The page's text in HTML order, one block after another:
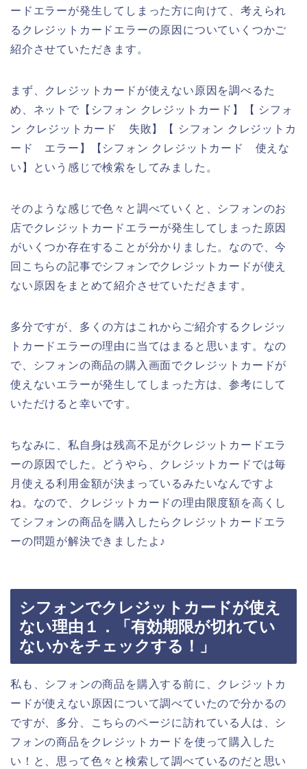
ードエラーが発生してしまった方に向けて、考えられ
るクレジットカードエラーの原因についていくつかご
紹介させていただきます。
まず、クレジットカードが使えない原因を調べるた
め、ネットで【シフォン クレジットカード】【 シフォ
ン クレジットカード 失敗】【 シフォン クレジットカ
ード エラー】【シフォン クレジットカード 使えな
い】という感じで検索をしてみました。
そのような感じで色々と調べていくと、シフォンのお
店でクレジットカードエラーが発生してしまった原因
がいくつか存在することが分かりました。なので、今
回こちらの記事でシフォンでクレジットカードが使え
ない原因をまとめて紹介させていただきます。
多分ですが、多くの方はこれからご紹介するクレジッ
トカードエラーの理由に当てはまると思います。なの
で、シフォンの商品の購入画面でクレジットカードが
使えないエラーが発生してしまった方は、参考にして
いただけると幸いです。
ちなみに、私自身は残高不足がクレジットカードエラ
ーの原因でした。どうやら、クレジットカードでは毎
月使える利用金額が決まっているみたいなんですよ
ね。なので、クレジットカードの理由限度額を高くし
てシフォンの商品を購入したらクレジットカードエラ
ーの問題が解決できましたよ♪
シフォンでクレジットカードが使え
ない理由１．「有効期限が切れてい
ないかをチェックする！」
私も、シフォンの商品を購入する前に、クレジットカ
ードが使えない原因について調べていたので分かるの
ですが、多分、こちらのページに訪れている人は、シ
フォンの商品をクレジットカードを使って購入した
い！と、思って色々と検索して調べているのだと思い